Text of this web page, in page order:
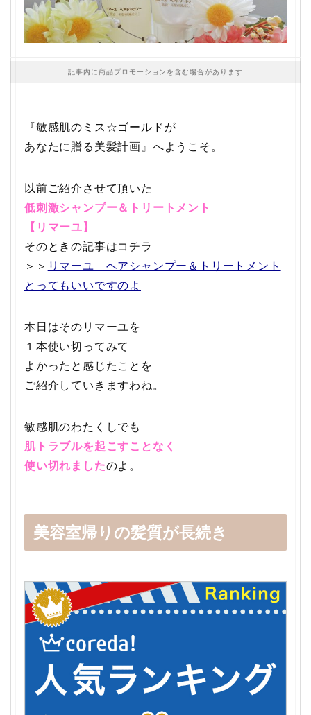
記事内に商品プロモーションを含む場合があります
『敏感肌のミス☆ゴールドが
あなたに贈る美髪計画』へようこそ。
以前ご紹介させて頂いた
低刺激シャンプー＆トリートメント
【リマーユ】
そのときの記事はコチラ
＞＞ リマーユ ヘアシャンプー＆トリートメント
とってもいいですのよ
本日はそのリマーユを
１本使い切ってみて
よかったと感じたことを
ご紹介していきますわね。
敏感肌のわたくしでも
肌トラブルを起こすことなく
使い切れましたのよ。
美容室帰りの髪質が長続き